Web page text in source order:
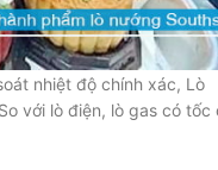
nhiệt độ chính xác, Lò
với lò điện, lò gas có tốc